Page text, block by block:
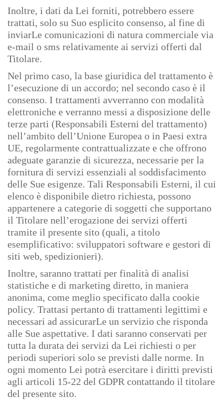
Inoltre, i dati da Lei forniti, potrebbero essere
trattati, solo su Suo esplicito consenso, al fine di
inviarLe comunicazioni di natura commerciale via
e-mail o sms relativamente ai servizi offerti dal
Titolare.
Nel primo caso, la base giuridica del trattamento è
l’esecuzione di un accordo; nel secondo caso è il
consenso. I trattamenti avverranno con modalità
elettroniche e verranno messi a disposizione delle
terze parti (Responsabili Esterni del trattamento)
nell’ambito dell’Unione Europea o in Paesi extra
UE, regolarmente contrattualizzate e che offrono
adeguate garanzie di sicurezza, necessarie per la
fornitura di servizi essenziali al soddisfacimento
delle Sue esigenze. Tali Responsabili Esterni, il cui
elenco è disponibile dietro richiesta, possono
appartenere a categorie di soggetti che supportano
il Titolare nell’erogazione dei servizi offerti
tramite il presente sito (quali, a titolo
esemplificativo: sviluppatori software e gestori di
siti web, spedizionieri).
Inoltre, saranno trattati per finalità di analisi
statistiche e di marketing diretto, in maniera
anonima, come meglio specificato dalla cookie
policy. Trattasi pertanto di trattamenti legittimi e
necessari ad assicurarLe un servizio che risponda
alle Sue aspettative. I dati saranno conservati per
tutta la durata dei servizi da Lei richiesti o per
periodi superiori solo se previsti dalle norme. In
ogni momento Lei potrà esercitare i diritti previsti
agli articoli 15-22 del GDPR contattando il titolare
del presente sito.